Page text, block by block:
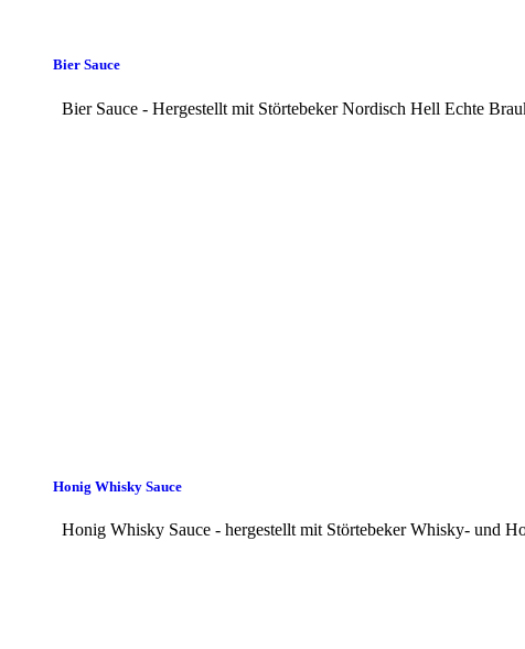
Bier Sauce
Bier Sauce - Hergestellt mit Störtebeker Nordisch Hell Echte
Honig Whisky Sauce
Honig Whisky Sauce - hergestellt mit Störtebeker Whisky- und